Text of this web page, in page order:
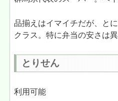
品揃えはイマイチだが、と
クラス。特に弁当の安さは
とりせん
利用可能